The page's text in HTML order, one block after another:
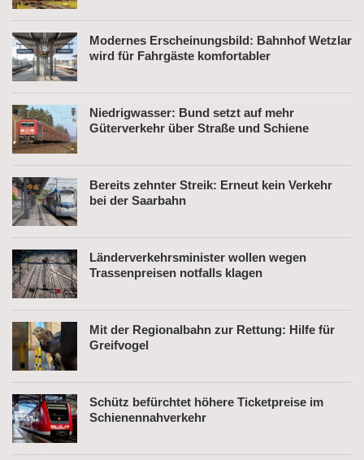
Modernes Erscheinungsbild: Bahnhof Wetzlar
wird für Fahrgäste komfortabler
Niedrigwasser: Bund setzt auf mehr
Güterverkehr über Straße und Schiene
Bereits zehnter Streik: Erneut kein Verkehr
bei der Saarbahn
Länderverkehrsminister wollen wegen
Trassenpreisen notfalls klagen
Mit der Regionalbahn zur Rettung: Hilfe für
Greifvogel
Schütz befürchtet höhere Ticketpreise im
Schienennahverkehr